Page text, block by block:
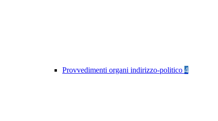
Provvedimenti organi indirizzo-politico 4